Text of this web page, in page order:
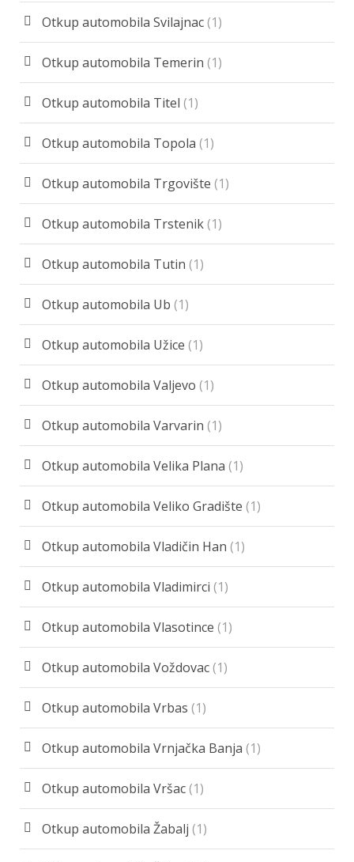
Otkup automobila Svilajnac(1)
Otkup automobila Temerin (1)
Otkup automobila Titel (1)
Otkup automobila Topola (1)
Otkup automobila Trgovište (1)
Otkup automobila Trstenik(1)
Otkup automobila Tutin (1)
Otkup automobila Ub (1)
Otkup automobila Užice (1)
Otkup automobila Valjevo (1)
Otkup automobila Varvarin (1)
Otkup automobila Velika Plana (1)
Otkup automobila Veliko Gradište (1)
Otkup automobila Vladičin Han (1)
Otkup automobila Vladimirci (1)
Otkup automobila Vlasotince (1)
Otkup automobila Voždovac(1)
Otkup automobila Vrbas (1)
Otkup automobila Vrnjačka Banja (1)
Otkup automobila Vršac(1)
Otkup automobila Žabalj (1)